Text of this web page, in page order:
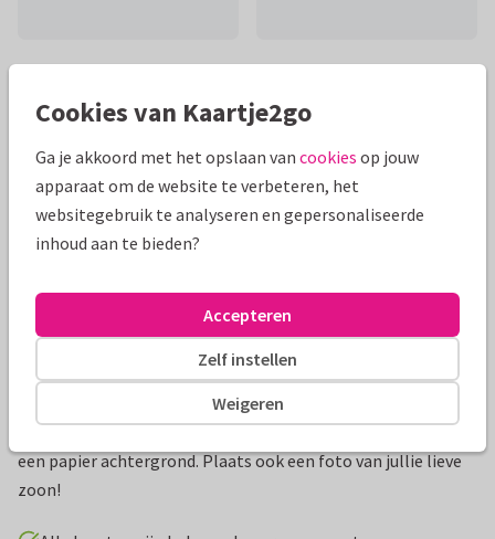
Mooie extra's bij je kaart
Productinformatie
Lief doopkaartje voor een jongen met takjes en waterverf en
een papier achtergrond. Plaats ook een foto van jullie lieve
zoon!
Cookies van Kaartje2go
Ga je akkoord met het opslaan van cookies op jouw
apparaat om de website te verbeteren, het
websitegebruik te analyseren en gepersonaliseerde
inhoud aan te bieden?
Weigeren
Zelf instellen
Accepteren